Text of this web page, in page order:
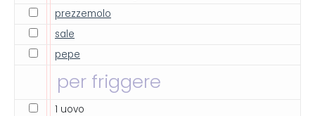
prezzemolo
sale
pepe
per friggere
1 uovo